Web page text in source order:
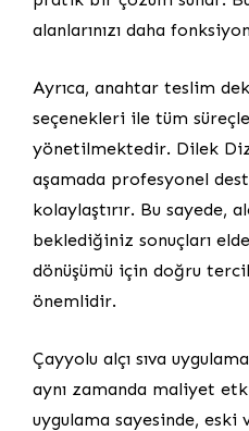
alanlarınızı daha
Ayrıca, anahtar teslim
seçenekleri ile tüm
yönetilmektedir. Dilek
aşamada profesyonel
kolaylaştırır. Bu sayede,
beklediğiniz sonuçları
dönüşümü için doğru
önemlidir.
Çayyolu alçı sıva
aynı zamanda maliyet
uygulama sayesinde, eski